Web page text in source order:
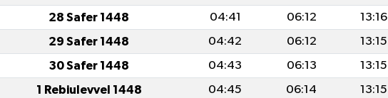
28 Safer 1448 04:41 06:12 13:16
29 Safer 1448 04:42 06:12 13:15
30 Safer 1448 04:43 06:13 13:15
1 Rebiulevvel 1448 04:45 06:14 13:15